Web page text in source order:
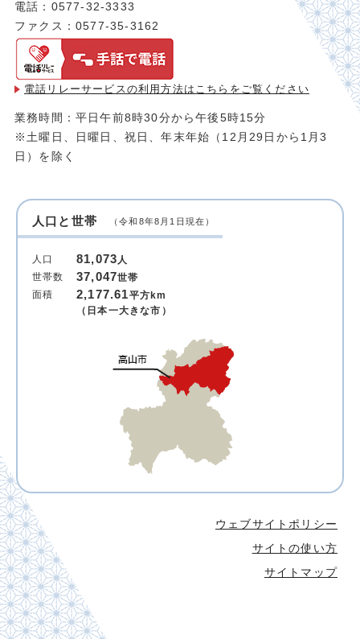
電話：0577-32-3333
ファクス：0577-35-3162
電話リレーサービスの利用方法は こちらをご覧ください
業務時間：平日午前8時30分から午後5時15分
※土曜日、日曜日、祝日、年末年始（12月29日から1月3
日）を除く
人口と世帯 （令和8年8月1日現在）
人口 81,073人
世帯数
37,047世帯
面積
2,177.61平方km
（日本一大きな市）
ウェブサイトポリシー
サイトの使い方
サイトマップ